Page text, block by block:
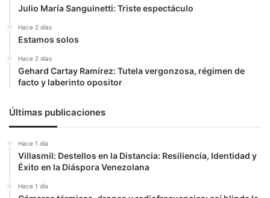
Julio María Sanguinetti: Triste espectáculo
Hace 2 días
Estamos solos
Hace 2 días
Gehard Cartay Ramírez: Tutela vergonzosa, régimen de
facto y laberinto opositor
Últimas publicaciones
Hace 1 día
Villasmil: Destellos en la Distancia: Resiliencia, Identidad y
Éxito en la Diáspora Venezolana
Hace 1 día